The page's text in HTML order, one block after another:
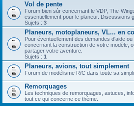
Vol de pente
Forum bien sûr concernant le VDP, The-
essentiellement pour le planeur. Discussions
Sujets : 3
Planeurs, motoplaneurs, VL... en
Pour éventuellement des demandes d'aide ou
concernant la construction de votre modèle,
partager votre aventure.
Sujets : 1
Planeurs, avions, tout simplement
Forum de modélisme R/C dans toute sa
Remorquages
Les techniques de remorquages, astuces,
tout ce qui concerne ce thème.